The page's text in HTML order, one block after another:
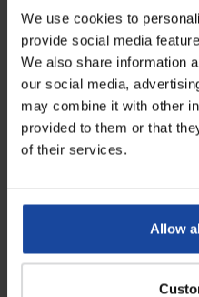
We use cookies to
provide social media
We also share information
our social media,
may combine it with other
provided to them or that
of their services.
Allow
Livraison / Retour
Livraison rapide sous 24 à
72h
14 jours pour changer d’avis
Inscrivez-vous à la